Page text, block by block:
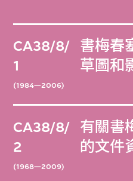
CA38/8/
1
(1984—2006)
書梅春
草圖和
CA38/8/
2
(1968—2009)
有關書
的文件